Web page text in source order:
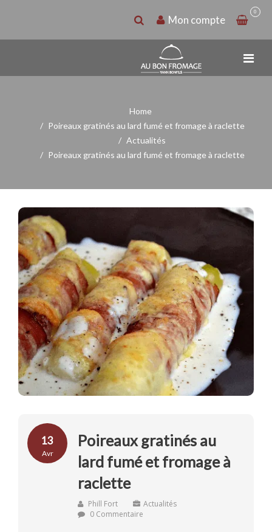
0
Mon compte
Home
Poireaux gratinés au lard fumé et fromage à raclette
Actualités
Poireaux gratinés au lard fumé et fromage à raclette
13
Avr
Poireaux gratinés au
lard fumé et fromage à
raclette
Phill Fort
Actualités
0 Commentaire